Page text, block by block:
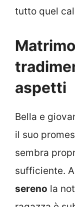
tutto quel
aspetti
Bella e
il suo
sembra
sufficiente.
sereno la